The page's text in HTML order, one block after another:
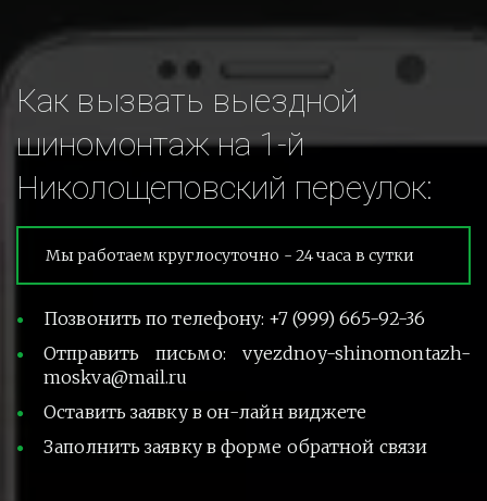
Как вызвать выездной
шиномонтаж на 1-й
Николощеповский переулок:
Мы работаем круглосуточно - 24 часа в сутки
Позвонить по телефону: +7 (999) 665-92-36
Отправить письмо: vyezdnoy-shinomontazh-
moskva@mail.ru
Оставить заявку в он-лайн виджете
Заполнить заявку в форме обратной связи